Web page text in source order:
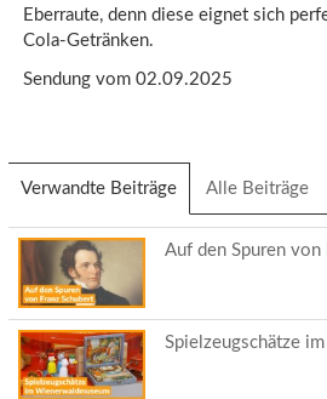
Eberraute, denn diese eignet sich
Cola-Getränken.
Sendung vom 02.09.2025
Verwandte Beiträge (aktiver
Reiter)
Alle Beiträge
Auf den Spuren von
Spielzeugschätze